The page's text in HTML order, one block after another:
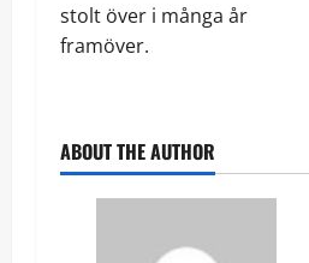
stolt över i många år
framöver.
ABOUT THE AUTHOR